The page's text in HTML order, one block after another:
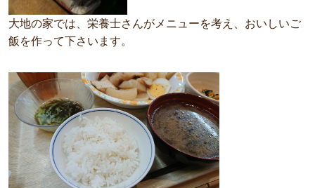
大地の家では、栄養士さんがメニューを考え、おいしいご
飯を作って下さいます。